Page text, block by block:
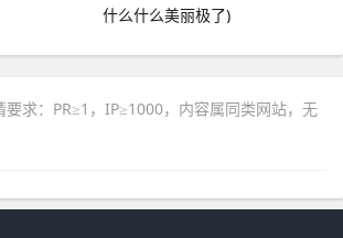
什么什么美丽极了)
要求：PR≥1，IP≥1000，内容属同类网站，无